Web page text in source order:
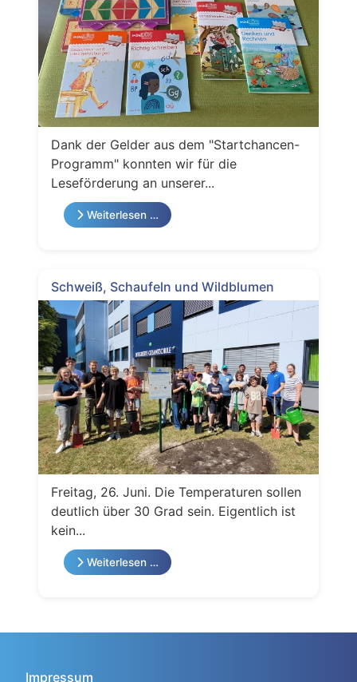
Dank der Gelder aus dem "Startchancen-
Programm" konnten wir für die
Leseförderung an unserer...
Weiterlesen …
Schweiß, Schaufeln und Wildblumen
Freitag, 26. Juni. Die Temperaturen sollen
deutlich über 30 Grad sein. Eigentlich ist
kein...
Weiterlesen …
Impressum